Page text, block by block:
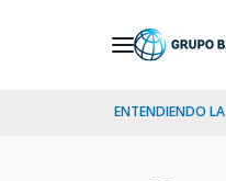
ENTENDIENDO